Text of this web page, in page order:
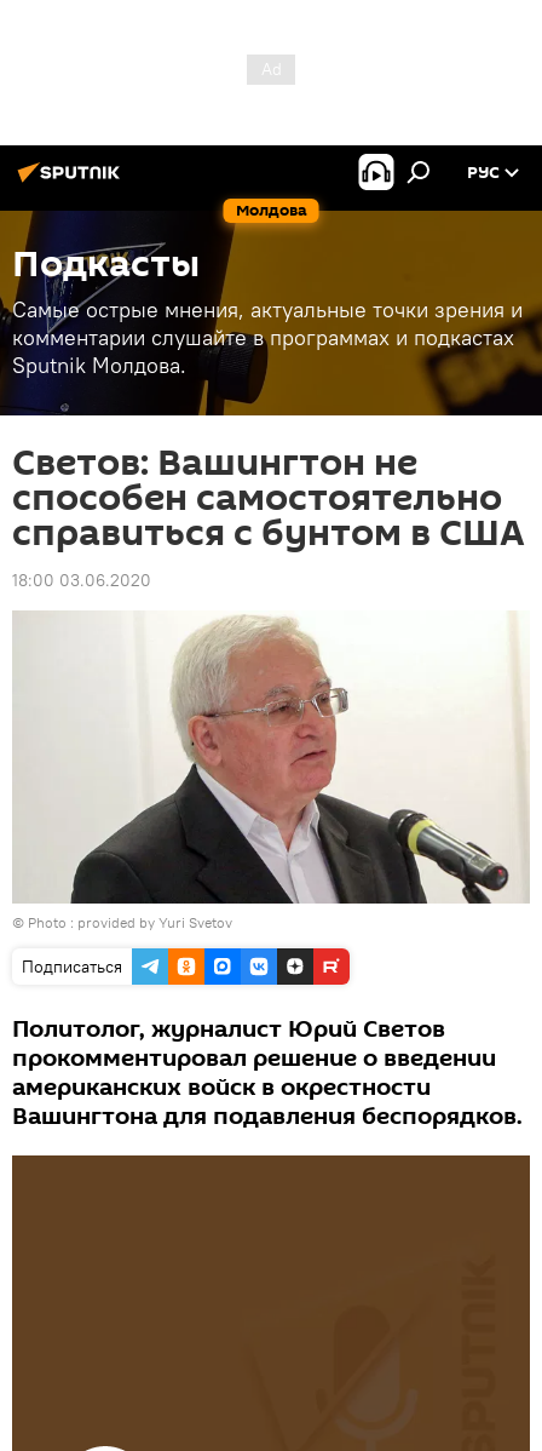
Молдова
РУС
Подкасты
Самые острые мнения, актуальные точки зрения и
комментарии слушайте в программах и подкастах
Sputnik Молдова.
Светов: Вашингтон не
способен самостоятельно
справиться с бунтом в США
18:00 03.06.2020
© Photo : provided by Yuri Svetov
Подписаться
Политолог, журналист Юрий Светов
прокомментировал решение о введении
американских войск в окрестности
Вашингтона для подавления беспорядков.